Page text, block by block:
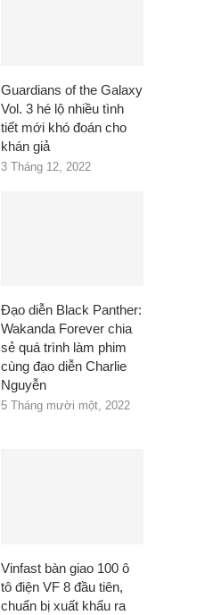
Guardians of the Galaxy
Vol. 3 hé lộ nhiều tình
tiết mới khó đoán cho
khán giả
3 Tháng 12, 2022
Đạo diễn Black Panther:
Wakanda Forever chia
sẻ quá trình làm phim
cùng đạo diễn Charlie
Nguyễn
5 Tháng mười một, 2022
Vinfast bàn giao 100 ô
tô điện VF 8 đầu tiên,
chuẩn bị xuất khẩu ra